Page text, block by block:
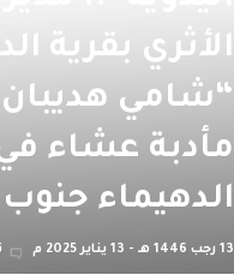
الأثري بقرية
“شامي هديبان
مأدبة عشاء
الدهيماء
13 رجب 1446 هـ - 13 يناير 2025 م